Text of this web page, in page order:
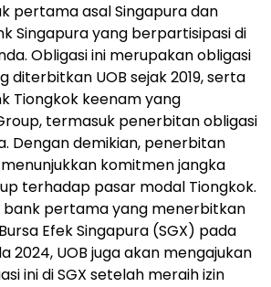
pertama asal Singapura dan
Singapura yang berpartisipasi di
Obligasi ini merupakan obligasi
diterbitkan UOB sejak 2019, serta
Tiongkok keenam yang
termasuk penerbitan obligasi
Dengan demikian, penerbitan
komitmen jangka
terhadap pasar modal Tiongkok.
bank pertama yang menerbitkan
Efek Singapura (SGX) pada
2024, UOB juga akan mengajukan
ini di SGX setelah meraih izin